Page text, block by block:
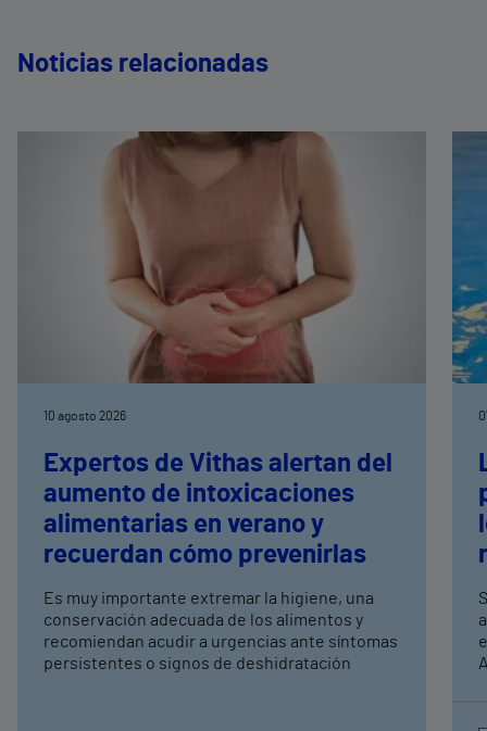
Noticias relacionadas
10 agosto 2026
Expertos de Vithas alertan del
aumento de intoxicaciones
alimentarias en verano y
recuerdan cómo prevenirlas
Es muy importante extremar la higiene, una
conservación adecuada de los alimentos y
recomiendan acudir a urgencias ante síntomas
persistentes o signos de deshidratación